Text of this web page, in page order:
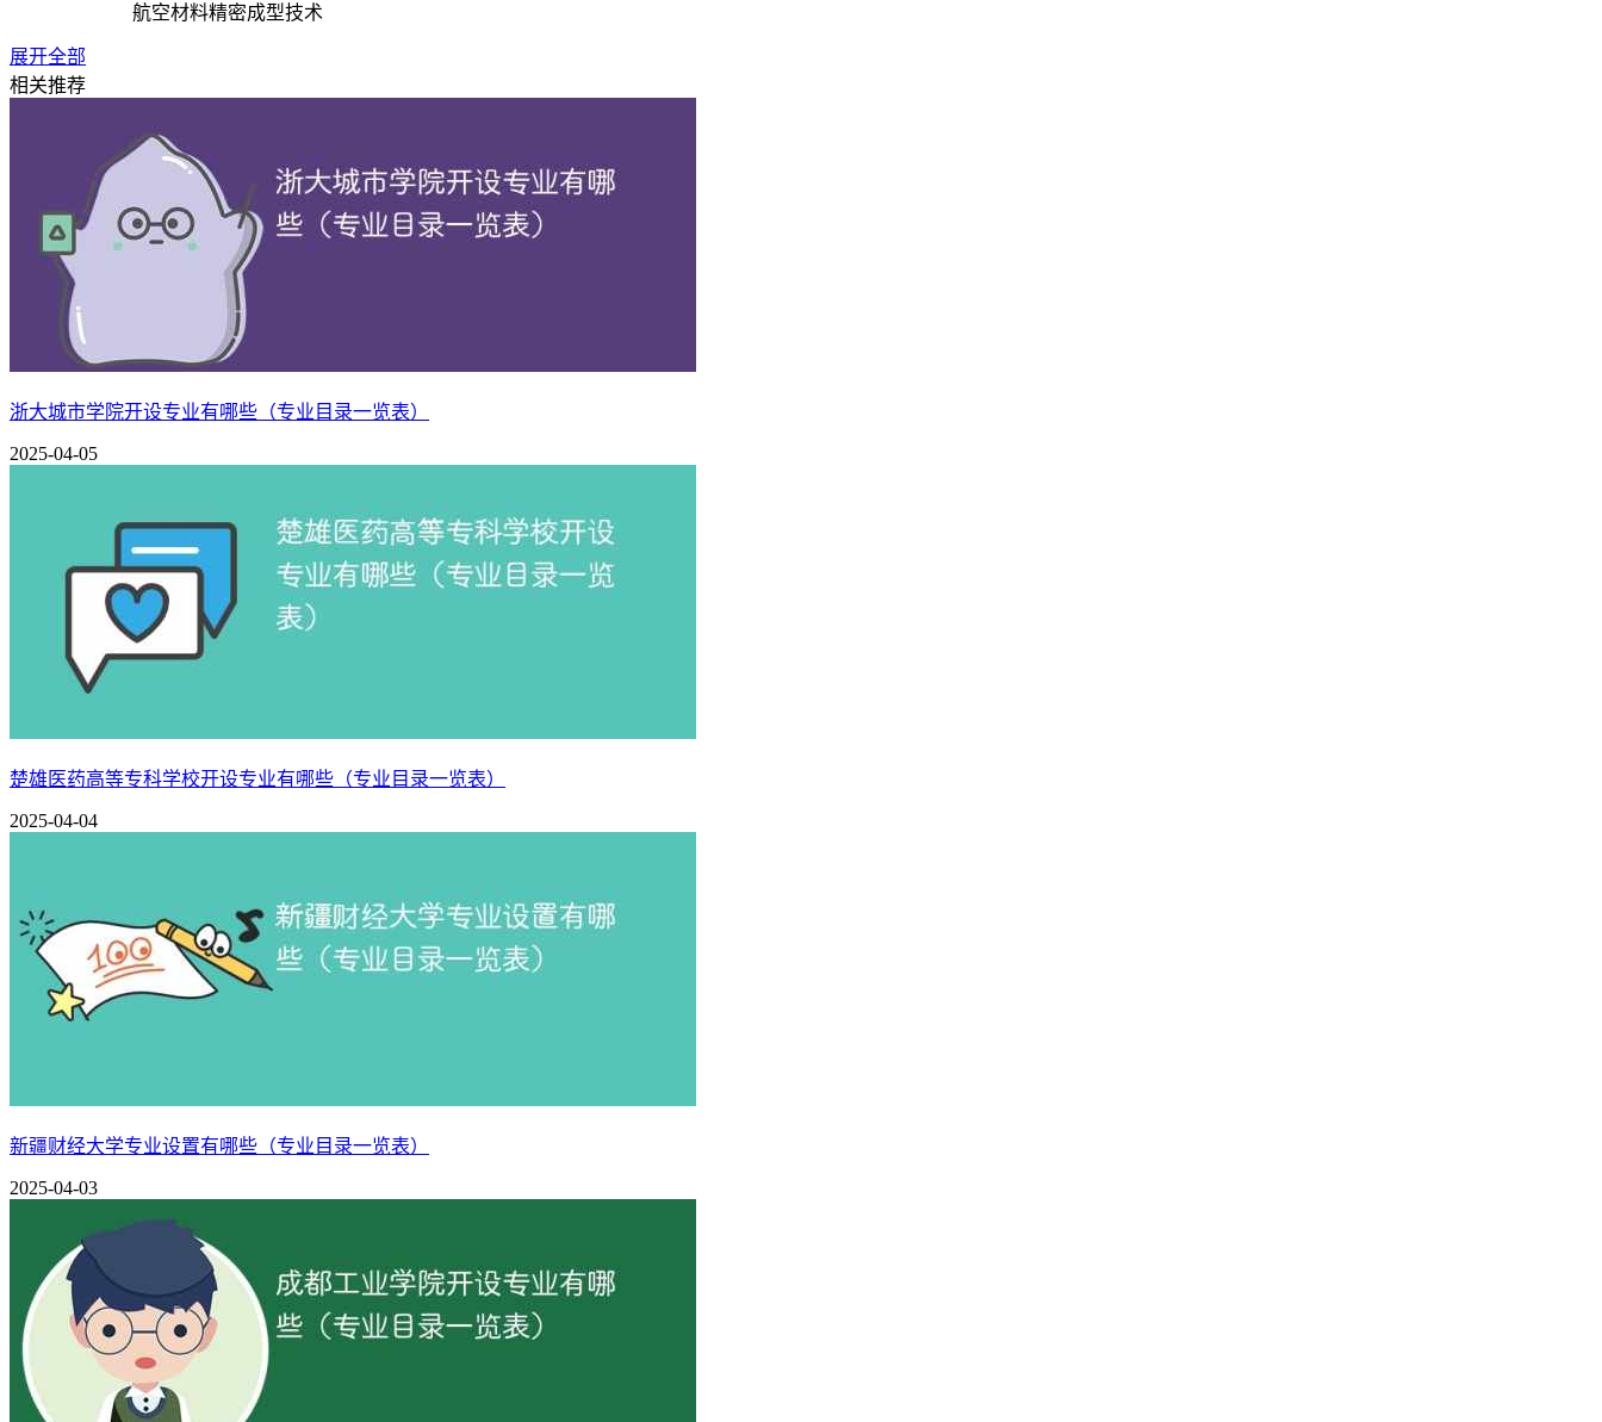
航空材料精密成型技术
电气工程学院
供用电技术
智能制造装备技术
机电一体化技术
智能机器人技术
工业机器人技术
电气自动化技术
交通工程学院
新能源汽车技术
智能网联汽车技术
汽车技术服务与营销
信息工程学院 云计算技术应用
信息安全技术应用
经济管理学院
大数据与会计
国际经济与贸易
市场营销
电子商务
跨境电子商务
现代物流管理
展开全部
相关推荐
浙大城市学院开设专业有哪些（专业目录一览表）
2025-04-05
楚雄医药高等专科学校开设专业有哪些（专业目录一览表）
2025-04-04
新疆财经大学专业设置有哪些（专业目录一览表）
2025-04-03